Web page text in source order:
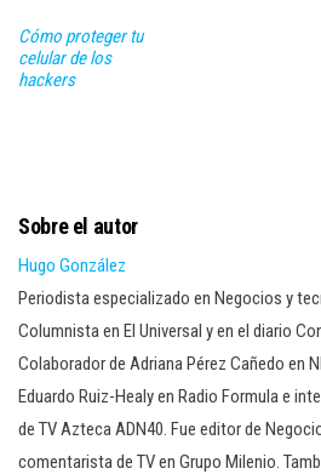
Cómo proteger tu
celular de los
hackers
Sobre el autor
Hugo González
Periodista especializado en Negocios y
Columnista en El Universal y en el diario
Colaborador de Adriana Pérez Cañedo en
Eduardo Ruiz-Healy en Radio Formula e
de TV Azteca ADN40. Fue editor de
comentarista de TV en Grupo Milenio.